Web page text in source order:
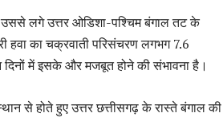
उससे लगे उत्तर ओडिशा-पश्चिम बंगाल तट के
हवा का चक्रवाती परिसंचरण लगभग 7.6
में इसके और मजबूत होने की संभावना है।
से होते हुए उत्तर छत्तीसगढ़ के रास्ते बंगाल की